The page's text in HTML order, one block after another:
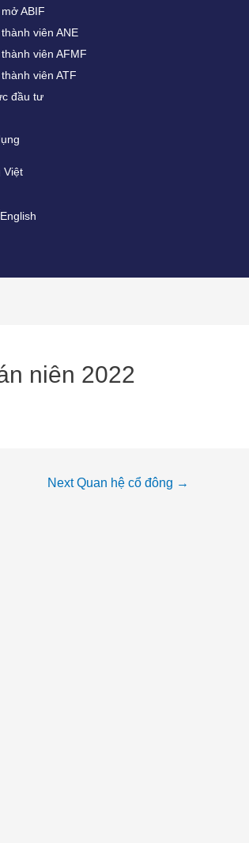
ABIF
viên ANE
viên AFMF
viên ATF
đầu tư
niên 2022
Next Quan hệ cổ đông →